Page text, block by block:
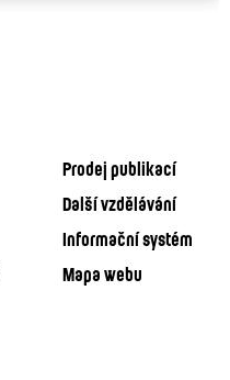
Prodej publikací
Další vzdělávání
Informační systém
Mapa webu